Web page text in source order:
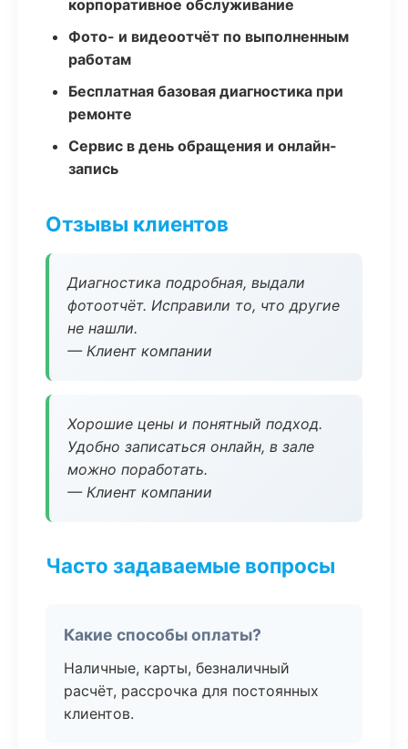
корпоративное обслуживание
Фото- и видеоотчёт по выполненным
работам
Бесплатная базовая диагностика при
ремонте
Сервис в день обращения и онлайн-
запись
Отзывы клиентов
Диагностика подробная, выдали
фотоотчёт. Исправили то, что другие
не нашли.
— Клиент компании
Хорошие цены и понятный подход.
Удобно записаться онлайн, в зале
можно поработать.
— Клиент компании
Часто задаваемые вопросы
Какие способы оплаты?
Наличные, карты, безналичный
расчёт, рассрочка для постоянных
клиентов.